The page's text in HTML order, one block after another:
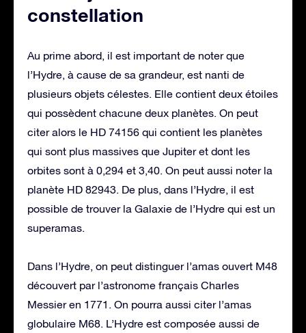
constellation
Au prime abord, il est important de noter que
l’Hydre, à cause de sa grandeur, est nanti de
plusieurs objets célestes. Elle contient deux étoiles
qui possèdent chacune deux planètes. On peut
citer alors le HD 74156 qui contient les planètes
qui sont plus massives que Jupiter et dont les
orbites sont à 0,294 et 3,40. On peut aussi noter la
planète HD 82943. De plus, dans l’Hydre, il est
possible de trouver la Galaxie de l’Hydre qui est un
superamas.
Dans l’Hydre, on peut distinguer l’amas ouvert M48
découvert par l’astronome français Charles
Messier en 1771. On pourra aussi citer l’amas
globulaire M68. L’Hydre est composée aussi de